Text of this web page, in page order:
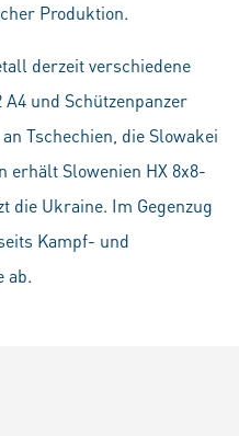
Produktion.
derzeit verschiedene
und Schützenpanzer
Tschechien, die Slowakei
erhält Slowenien HX 8x8-
die Ukraine. Im Gegenzug
Kampf- und
ab.